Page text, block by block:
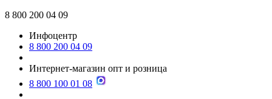
8 800 200 04 09
Инфоцентр
8 800 200 04 09
Интернет-магазин опт и розница
8 800 100 01 08